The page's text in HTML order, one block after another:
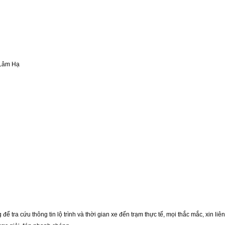
Hạ
tra cứu thông tin lộ trình và thời gian xe đến trạm thực tế, mọi thắc mắc, xin liên